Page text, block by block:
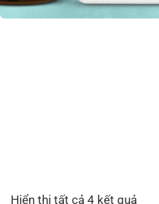
Hiển thị tất cả 4 kết quả